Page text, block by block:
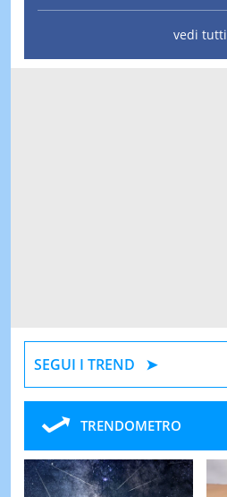
vedi tutti
SEGUI I TREND
TRENDOMETRO